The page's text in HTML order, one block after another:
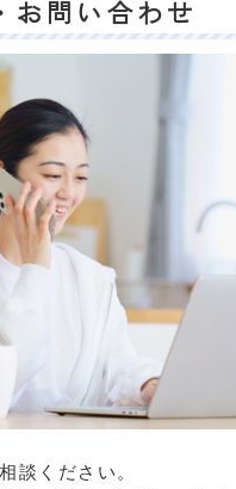
お問い合わせ
談ください。